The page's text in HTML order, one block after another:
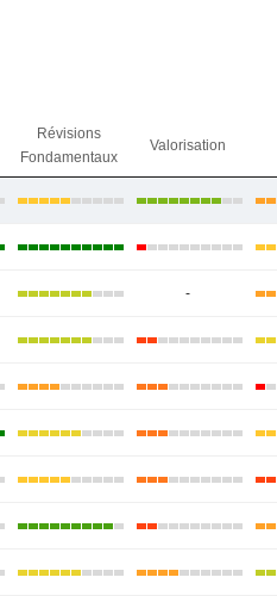
Révisions
Fondamentaux
Valorisation
-